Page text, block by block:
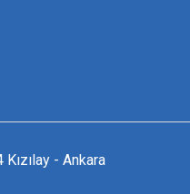
- Ankara